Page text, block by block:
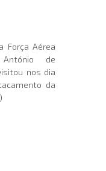
Força Aérea
António de
nos dia
da